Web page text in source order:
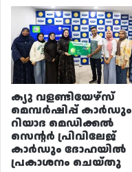
ക്യു വളണ്ടിയേഴ്‌സ്
മെമ്പർഷിപ്പ് കാർഡും
റിയാദ മെഡിക്കൽ
സെന്റർ പ്രിവിലേജ്
കാർഡും ദോഹയിൽ
പ്രകാശനം ചെയ്തു